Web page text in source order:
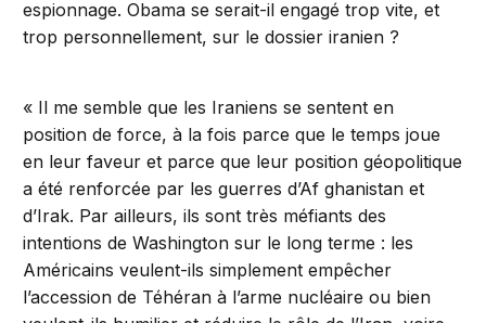
espionnage. Obama se serait-il engagé trop vite, et
trop personnellement, sur le dossier iranien ?
« Il me semble que les Iraniens se sentent en
position de force, à la fois parce que le temps joue
en leur faveur et parce que leur position géopolitique
a été renforcée par les guerres d’Af ghanistan et
d’Irak. Par ailleurs, ils sont très méfiants des
intentions de Washington sur le long terme : les
Américains veulent-ils simplement empêcher
l’accession de Téhéran à l’arme nucléaire ou bien